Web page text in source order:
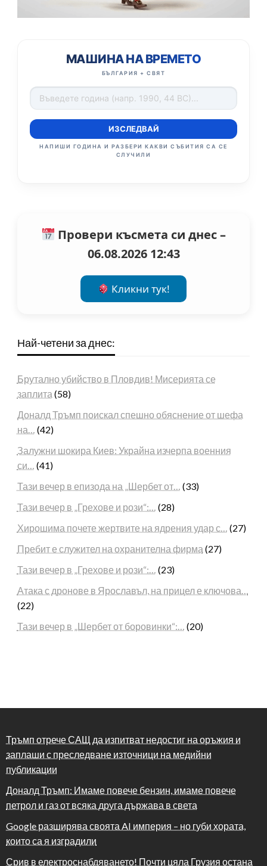
МАШИНА НА ВРЕМЕТО
БЪЛГАРИЯ + СВЯТ
ИЗСЛЕДВАЙ
НАПИШИ ГОДИНА И РАЗБЕРИ КАКВИ СЪБИТИЯ СА СЕ
СЛУЧИЛИ
Провери късмета си днес –
06.08.2026 12:43
Кликни тук!
Най-четени за днес:
Брутално убийство в Пловдив! Мисерията се
заплита (58)
Доналд Тръмп поискал спешно обяснение от шефа
на… (42)
Залужни шокира Киев: Украйна изчерпа военния
си… (41)
Тази вечер в епизода на „Шербет от… (33)
Тази вечер в „Грехове и рози“:… (28)
Хирошима почете жертвите на ядрения удар с… (27)
Пребит е служител на охранителна фирма (27)
Тази вечер в „Грехове и рози“:… (23)
Атака с дронове в Ярославъл, на прицел е ключова…
(22)
Тази вечер в „Шербет от боровинки“:… (20)
Тръмп отрече САЩ да изпитват недостиг на оръжия и
заплаши с преследване източници на медийни
публикации
Доналд Тръмп: Имаме повече бензин, имаме повече
петрол и газ от всяка друга държава в света
Google разширява своята AI империя – но губи хората,
които са я изградили
Срив в електроснабдяването! Почти цяла Грузия остана